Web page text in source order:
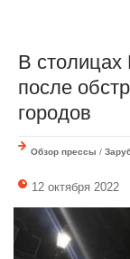
В
после
городов
Обзор прессы /
12 октября 2022